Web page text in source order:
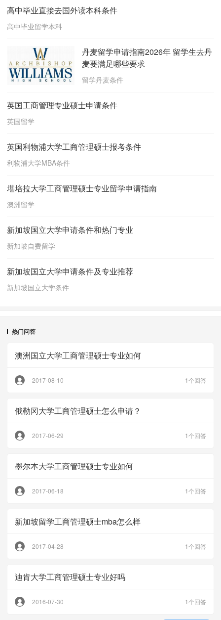
高中毕业直接去国外读本科条件
高中毕业留学本科
丹麦留学申请指南2026年 留学生去丹
麦要满足哪些要求
留学丹麦条件
英国工商管理专业硕士申请条件
英国留学
英国利物浦大学工商管理硕士报考条件
利物浦大学MBA条件
堪培拉大学工商管理硕士专业留学申请指南
澳洲留学
新加坡国立大学申请条件和热门专业
新加坡自费留学
新加坡国立大学申请条件及专业推荐
新加坡国立大学条件
热门问答
澳洲国立大学工商管理硕士专业如何
2017-08-10 1个回答
俄勒冈大学工商管理硕士怎么申请？
2017-06-29 1个回答
墨尔本大学工商管理硕士专业如何
2017-06-18 1个回答
新加坡留学工商管理硕士mba怎么样
2017-04-28 1个回答
迪肯大学工商管理硕士专业好吗
2016-07-30 1个回答